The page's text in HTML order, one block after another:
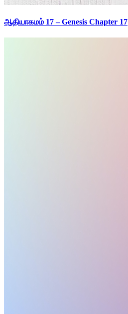
ஆதியாகமம் 17 – Genesis Chapter 17